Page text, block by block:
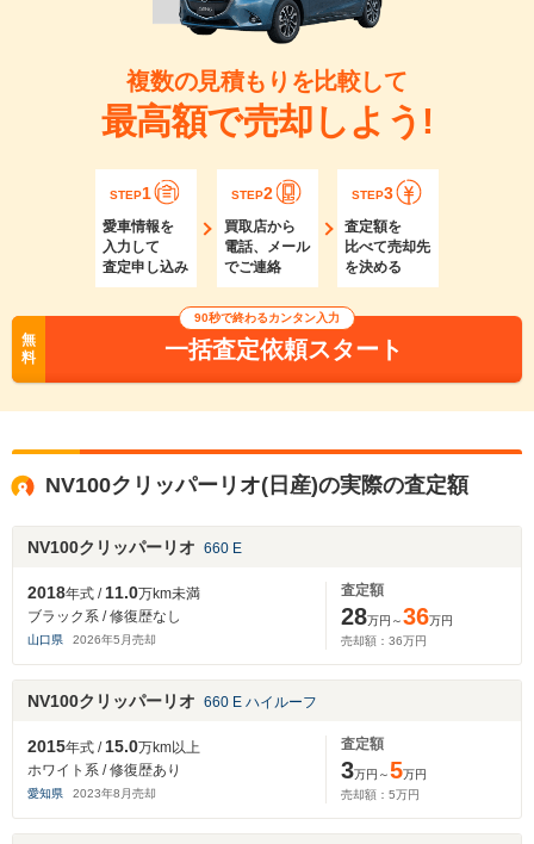
複数の見積もりを比較して
最高額で売却しよう!
STEP1
愛車情報を
入力して
査定申し込み
STEP2
買取店から
電話、メール
でご連絡
STEP3
査定額を
比べて売却先
を決める
無
料
90秒で終わるカンタン入力
一括査定依頼スタート
NV100クリッパーリオ(日産)の実際の査定額
NV100クリッパーリオ 660 E
2018年式 /11.0万km未満
ブラック系 / 修復歴なし
山口県 2026年5 月売却
査定額
28万円～36万円
売却額： 36万円
NV100クリッパーリオ 660 E ハイルーフ
2015年式 /15.0万km以上
ホワイト系 / 修復歴あり
愛知県 2023年8 月売却
査定額
3万円～5万円
売却額： 5万円